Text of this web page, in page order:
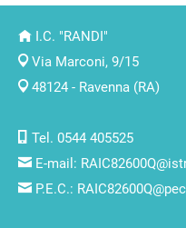
I.C. "RANDI"
Via Marconi, 9/15
48124 - Ravenna (RA)
Tel. 0544 405525
E-mail:
P.E.C.: